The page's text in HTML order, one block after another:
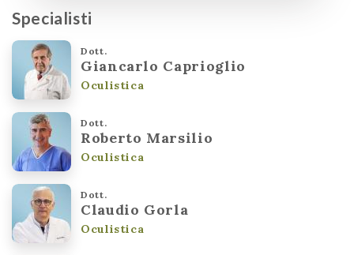
Specialisti
Dott.
Giancarlo Caprioglio
Oculistica
Dott.
Roberto Marsilio
Oculistica
Dott.
Claudio Gorla
Oculistica